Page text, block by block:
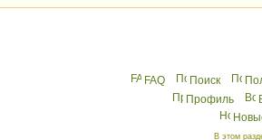
FAQ Поиск
Профиль
В этом